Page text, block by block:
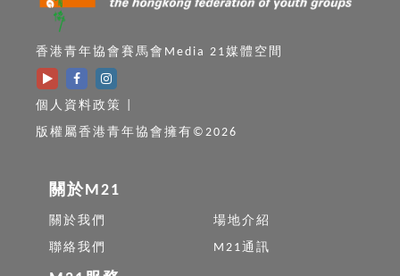
香港青年協會賽馬會Media 21媒體空間
個人資料政策
版權屬香港青年協會擁有©2026
關於M21
關於我們
場地介紹
聯絡我們
M21通訊